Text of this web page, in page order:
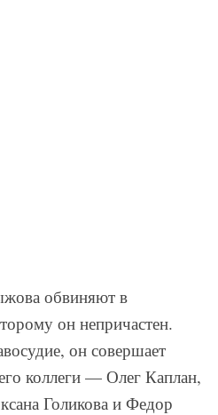
обвиняют в
он непричастен.
он совершает
коллеги — Олег Каплан,
Голикова и Федор